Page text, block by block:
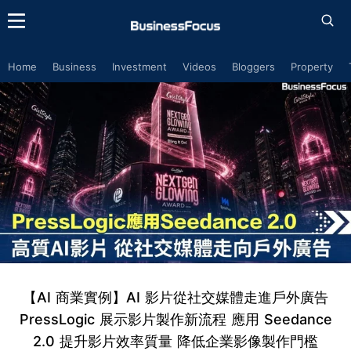
Home Business Investment Videos Bloggers Property
【AI 商業實例】AI 影片從社交媒體走進戶外廣告
PressLogic 展示影片製作新流程 應用 Seedance
2.0 提升影片效率質量 降低企業影像製作門檻